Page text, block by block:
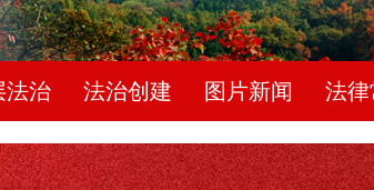
法治 法治创建 图片新闻 法律